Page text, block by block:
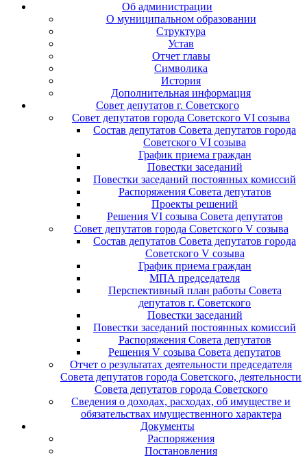
Об администрации
О муниципальном образовании
Структура
Устав
Отчет главы
Символика
История
Дополнительная информация
Совет депутатов г. Советского
Совет депутатов города Советского VI созыва
Состав депутатов Совета депутатов города
Советского VI созыва
График приема граждан
Повестки заседаний
Повестки заседаний постоянных комиссий
Распоряжения Совета депутатов
Проекты решений
Решения VI созыва Совета депутатов
Совет депутатов города Советского V созыва
Состав депутатов Совета депутатов города
Советского V созыва
График приема граждан
МПА председателя
Перспективный план работы Совета
депутатов г. Советского
Повестки заседаний
Повестки заседаний постоянных комиссий
Распоряжения Совета депутатов
Решения V созыва Совета депутатов
Отчет о результатах деятельности председателя
Совета депутатов города Советского, деятельности
Совета депутатов города Советского
Сведения о доходах, расходах, об имуществе и
обязательствах имущественного характера
Документы
Распоряжения
Постановления